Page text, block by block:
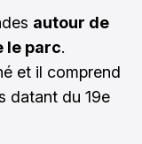
autour de
le parc.
et il comprend
datant du 19e